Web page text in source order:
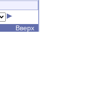
Вверх